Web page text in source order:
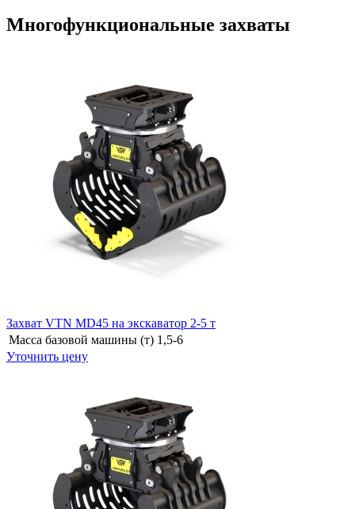
Многофункциональные захваты
Захват VTN MD45 на экскаватор 2-5 т
Масса базовой машины (т) 1,5-6
Уточнить цену